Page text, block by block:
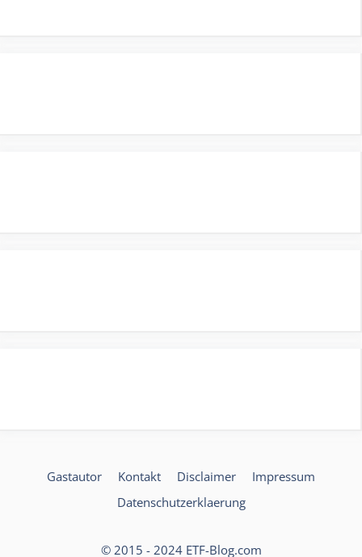
Gastautor Kontakt Disclaimer
Impressum
Datenschutzerklaerung
© 2015 - 2024 ETF-Blog.com